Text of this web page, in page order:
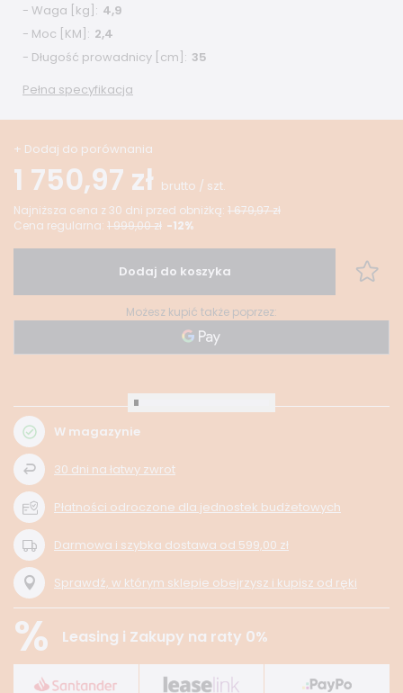
- Waga [kg]
4,9
- Moc [KM]
2,4
- Długość prowadnicy [cm]
35
Pełna specyfikacja
+ Dodaj do porównania
1 750,97 zł brutto / szt.
Najniższa cena z 30 dni przed obniżką: 1 679,97 zł
Cena regularna: 1 999,00 zł -12%
Dodaj do koszyka
Możesz kupić także poprzez:
W magazynie
30 dni na łatwy zwrot
Płatności odroczone dla jednostek budżetowych
Darmowa i szybka dostawa od 599,00 zł
Sprawdź, w którym sklepie obejrzysz i kupisz od ręki
% Leasing i Zakupy na raty 0%